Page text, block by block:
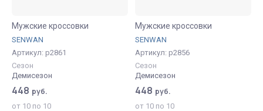
Мужские кроссовки
SENWAN
Артикул: р2861
Сезон
Демисезон
448 руб.
от 10 по 10
Мужские кроссовки
SENWAN
Артикул: р2856
Сезон
Демисезон
448 руб.
от 10 по 10